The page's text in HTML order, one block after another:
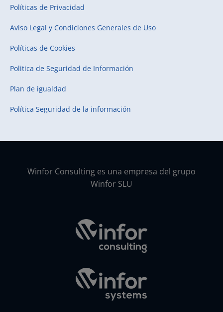
Políticas de Privacidad
Aviso Legal y Condiciones Generales de Uso
Políticas de Cookies
Politica de Seguridad de Información
Plan de igualdad
Política Seguridad de la información
Winfor Consulting es una empresa del grupo
Winfor SLU